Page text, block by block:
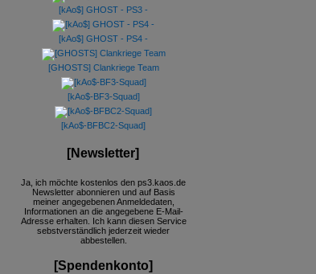
[kAo$] GHOST - PS3 -
[kAo$] GHOST - PS4 -
[GHOSTS] Clankriege Team
[kAo$-BF3-Squad]
[kAo$-BFBC2-Squad]
[Newsletter]
Ja, ich möchte kostenlos den ps3.kaos.de
Newsletter abonnieren und auf Basis
meiner angegebenen Anmeldedaten,
Informationen an die angegebene E-Mail-
Adresse erhalten. Ich kann diesen Service
sebstverständlich jederzeit wieder
abbestellen.
[Spendenkonto]